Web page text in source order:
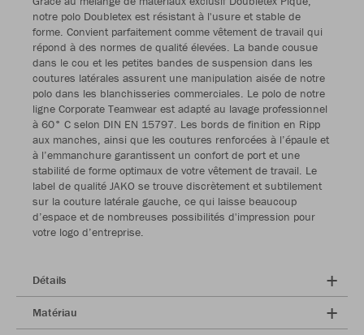
notre polo Doubletex est résistant à l'usure et stable de
forme. Convient parfaitement comme vêtement de travail qui
répond à des normes de qualité élevées. La bande cousue
dans le cou et les petites bandes de suspension dans les
coutures latérales assurent une manipulation aisée de notre
polo dans les blanchisseries commerciales. Le polo de notre
ligne Corporate Teamwear est adapté au lavage professionnel
à 60° C selon DIN EN 15797. Les bords de finition en Ripp
aux manches, ainsi que les coutures renforcées à l’épaule et
à l’emmanchure garantissent un confort de port et une
stabilité de forme optimaux de votre vêtement de travail. Le
label de qualité JAKO se trouve discrètement et subtilement
sur la couture latérale gauche, ce qui laisse beaucoup
d’espace et de nombreuses possibilités d'impression pour
votre logo d’entreprise.
Détails
Matériau